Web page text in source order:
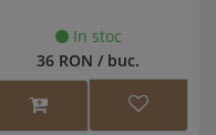
In stoc
36 RON / buc.